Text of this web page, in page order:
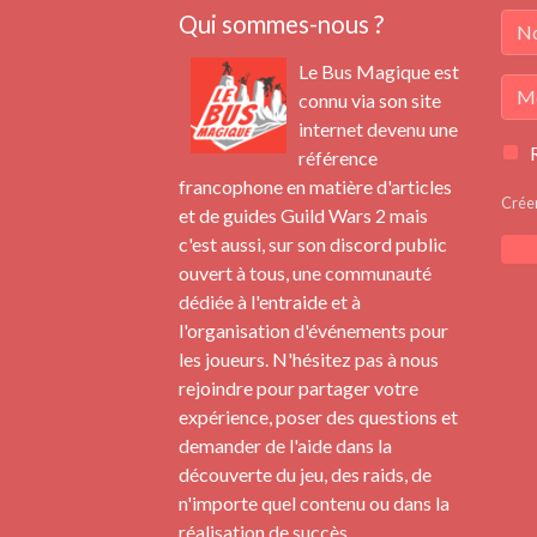
Qui sommes-nous ?
Le Bus Magique est
connu via son site
internet devenu une
référence
francophone en matière d'articles
et de guides Guild Wars 2 mais
c'est aussi, sur son discord public
ouvert à tous, une communauté
dédiée à l'entraide et à
l'organisation d'événements pour
les joueurs. N'hésitez pas à nous
rejoindre pour partager votre
expérience, poser des questions et
demander de l'aide dans la
découverte du jeu, des raids, de
n'importe quel contenu ou dans la
réalisation de succès.